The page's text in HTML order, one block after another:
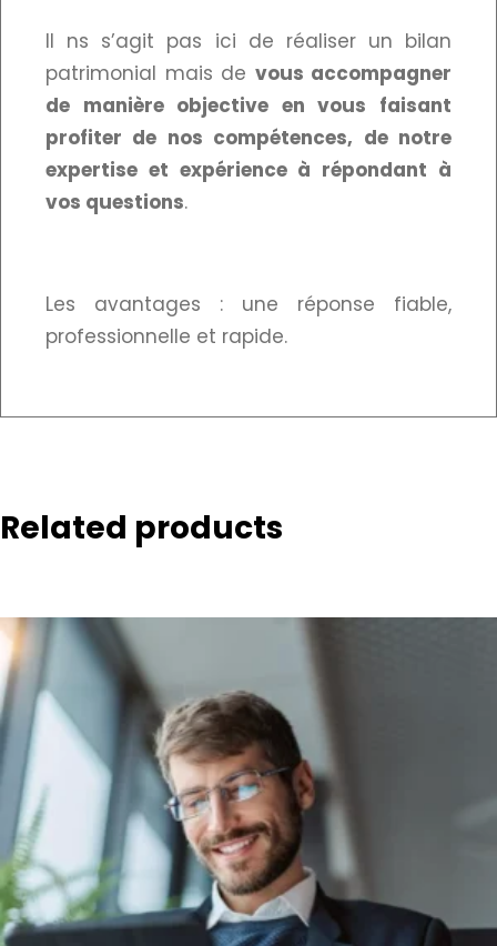
Il ns s’agit pas ici de réaliser un bilan
patrimonial mais de vous accompagner
de manière objective en vous faisant
profiter de nos compétences, de notre
expertise et expérience à répondant à
vos questions.
Les avantages : une réponse fiable,
professionnelle et rapide.
Related products